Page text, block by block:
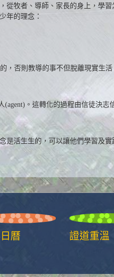
牧者、導師、家長的身上，學
年的理念：
，否則教導的事不但脫離現實生
。這轉化的過程由信徒決
活生生的，可以讓他們學習及
曆 證道重溫